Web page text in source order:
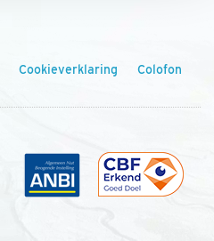
Cookieverklaring Colofon